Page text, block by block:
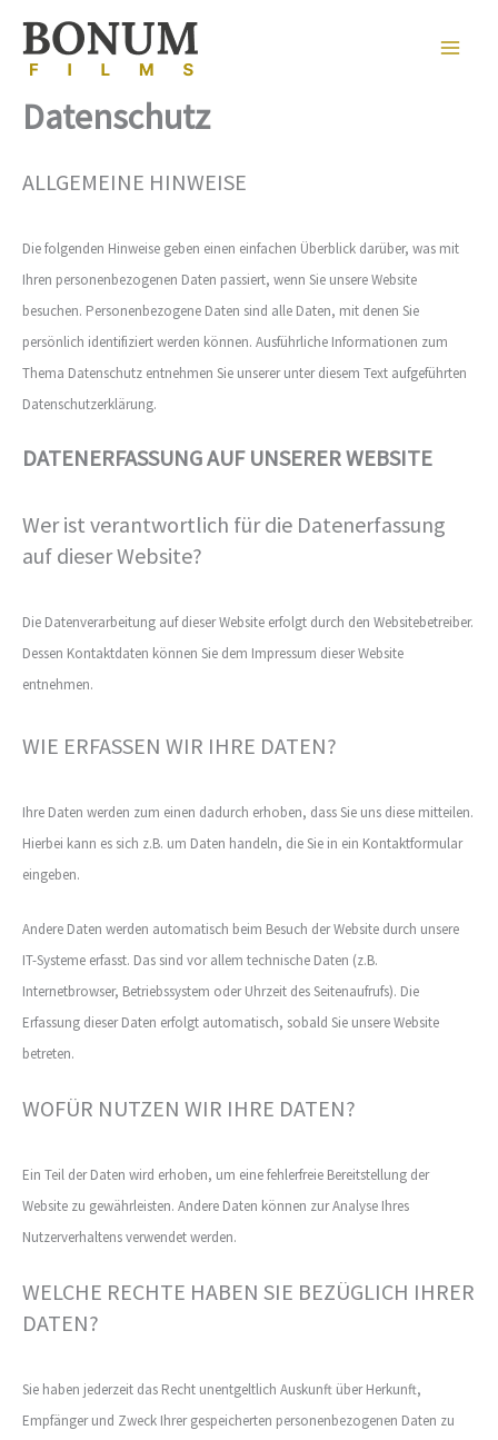
content
Datenschutz
ALLGEMEINE HINWEISE
Die folgenden Hinweise geben einen einfachen Überblick darüber, was mit
Ihren personenbezogenen Daten passiert, wenn Sie unsere Website
besuchen. Personenbezogene Daten sind alle Daten, mit denen Sie
persönlich identifiziert werden können. Ausführliche Informationen zum
Thema Datenschutz entnehmen Sie unserer unter diesem Text aufgeführten
Datenschutzerklärung.
DATENERFASSUNG AUF UNSERER WEBSITE
Wer ist verantwortlich für die Datenerfassung
auf dieser Website?
Die Datenverarbeitung auf dieser Website erfolgt durch den Websitebetreiber.
Dessen Kontaktdaten können Sie dem Impressum dieser Website
entnehmen.
WIE ERFASSEN WIR IHRE DATEN?
Ihre Daten werden zum einen dadurch erhoben, dass Sie uns diese mitteilen.
Hierbei kann es sich z.B. um Daten handeln, die Sie in ein Kontaktformular
eingeben.
Andere Daten werden automatisch beim Besuch der Website durch unsere
IT-Systeme erfasst. Das sind vor allem technische Daten (z.B.
Internetbrowser, Betriebssystem oder Uhrzeit des Seitenaufrufs). Die
Erfassung dieser Daten erfolgt automatisch, sobald Sie unsere Website
betreten.
WOFÜR NUTZEN WIR IHRE DATEN?
Ein Teil der Daten wird erhoben, um eine fehlerfreie Bereitstellung der
Website zu gewährleisten. Andere Daten können zur Analyse Ihres
Nutzerverhaltens verwendet werden.
WELCHE RECHTE HABEN SIE BEZÜGLICH IHRER
DATEN?
Sie haben jederzeit das Recht unentgeltlich Auskunft über Herkunft,
Empfänger und Zweck Ihrer gespeicherten personenbezogenen Daten zu